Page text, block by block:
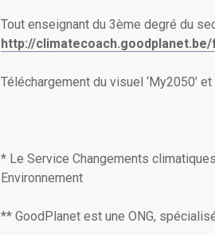
Tout enseignant du 3ème degré du
http://
Téléchargement du visuel ‘My2050’
* Le Service Changements
Environnement
** GoodPlanet est une ONG,